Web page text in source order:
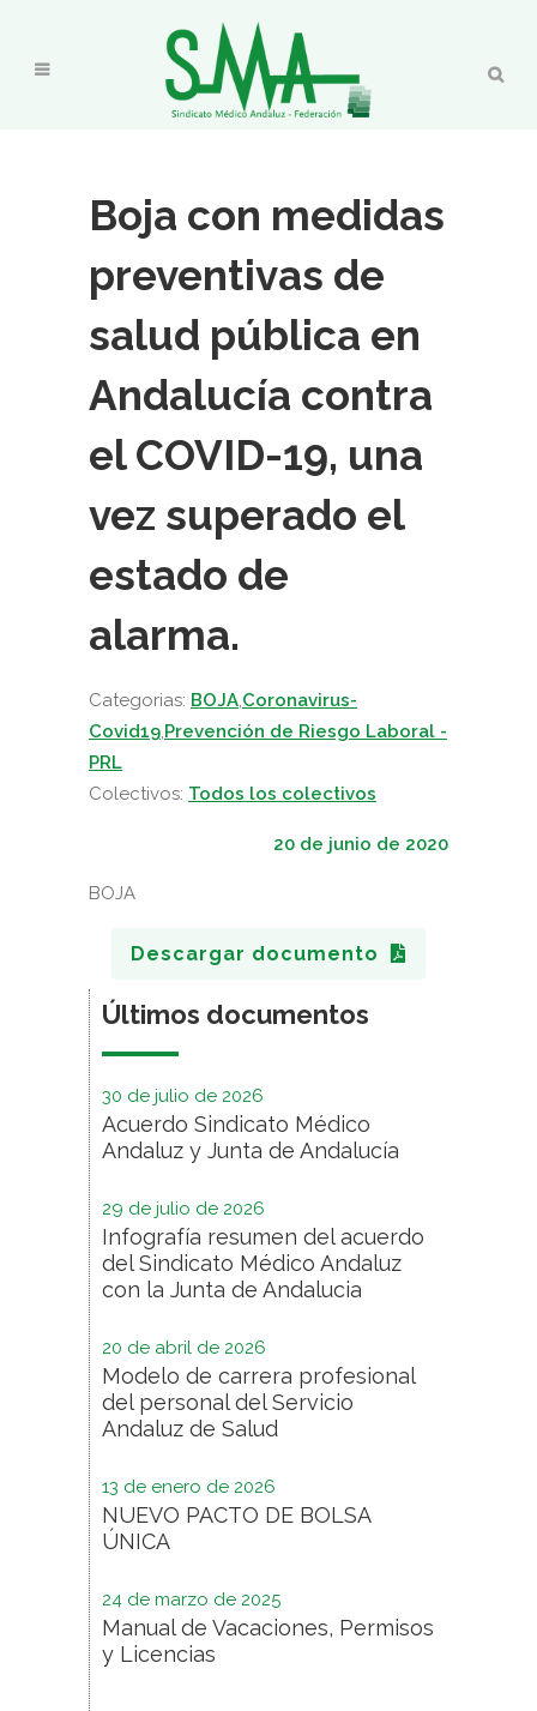
Boja con medidas
preventivas de
salud pública en
Andalucía contra
el COVID-19, una
vez superado el
estado de
alarma.
Categorias: BOJA,Coronavirus-
Covid19,Prevención de Riesgo Laboral -
PRL
Colectivos: Todos los colectivos
20 de junio de 2020
BOJA
Descargar documento
Últimos documentos
30 de julio de 2026
Acuerdo Sindicato Médico
Andaluz y Junta de Andalucía
29 de julio de 2026
Infografía resumen del acuerdo
del Sindicato Médico Andaluz
con la Junta de Andalucia
20 de abril de 2026
Modelo de carrera profesional
del personal del Servicio
Andaluz de Salud
13 de enero de 2026
NUEVO PACTO DE BOLSA
ÚNICA
24 de marzo de 2025
Manual de Vacaciones, Permisos
y Licencias